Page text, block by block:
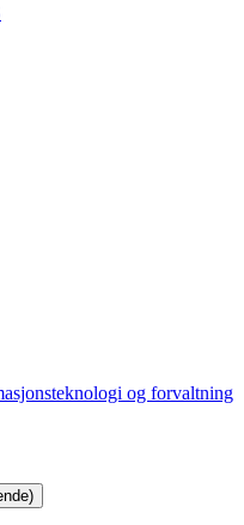
og forvaltning